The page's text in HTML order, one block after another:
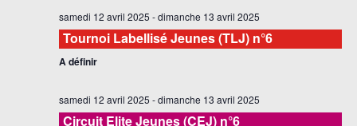
de
samedi 12 avril 2025 -dimanche 13 avril 2025
Tournoi Labellisé Jeunes (TLJ) n°6
A définir
samedi 12 avril 2025 -dimanche 13 avril 2025
Circuit Elite Jeunes (CEJ) n°6